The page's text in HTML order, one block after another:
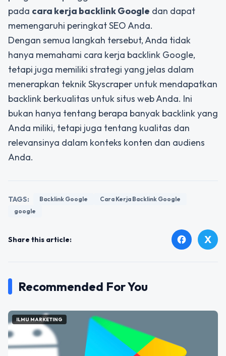
pada cara kerja backlink Google dan dapat
memengaruhi peringkat SEO Anda.
Dengan semua langkah tersebut, Anda tidak
hanya memahami cara kerja backlink Google,
tetapi juga memiliki strategi yang jelas dalam
menerapkan teknik Skyscraper untuk mendapatkan
backlink berkualitas untuk situs web Anda. Ini
bukan hanya tentang berapa banyak backlink yang
Anda miliki, tetapi juga tentang kualitas dan
relevansinya dalam konteks konten dan audiens
Anda.
TAGS: Backlink Google
Cara Kerja Backlink Google
google
Share this article: facebook X
Recommended For You
ILMU MARKETING